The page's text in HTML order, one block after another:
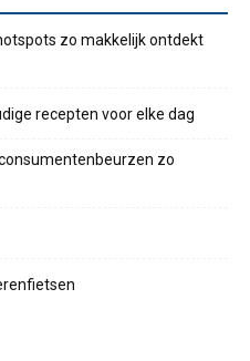
zo makkelijk ontdekt
recepten voor elke dag
zo